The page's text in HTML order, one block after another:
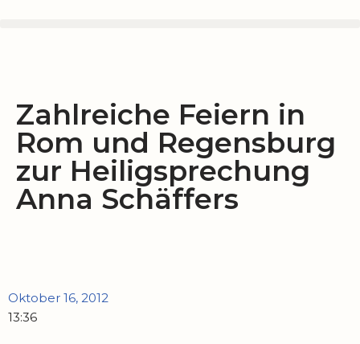
Zahlreiche Feiern in
Rom und Regensburg
zur Heiligsprechung
Anna Schäffers
Oktober 16, 2012
13:36